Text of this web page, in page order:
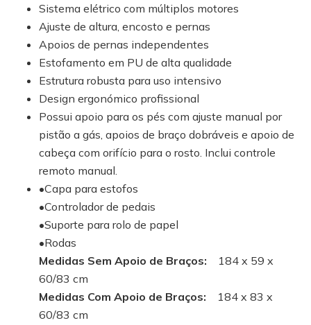
Sistema elétrico com múltiplos motores
Ajuste de altura, encosto e pernas
Apoios de pernas independentes
Estofamento em PU de alta qualidade
Estrutura robusta para uso intensivo
Design ergonómico profissional
Possui apoio para os pés com ajuste manual por
pistão a gás, apoios de braço dobráveis ​​e apoio de
cabeça com orifício para o rosto. Inclui controle
remoto manual.
•Capa para estofos
•Controlador de pedais
•Suporte para rolo de papel
•Rodas
Medidas Sem Apoio de Braços:
184 x 59 x
60/83 cm
Medidas Com Apoio de Braços:
184 x 83 x
60/83 cm